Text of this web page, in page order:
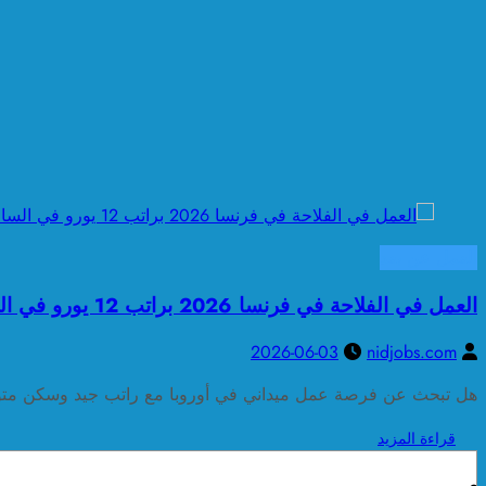
العمل في الفلاحة في فرنسا 2026 براتب 12 يورو في الساعة
nidjobs.com
2026-06-03
هل تبحث عن فرصة عمل ميداني في أوروبا مع راتب جيد وسكن
قراءة المزيد